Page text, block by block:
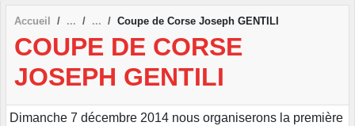
Accueil Coupe de Corse Joseph GENTILI
COUPE DE CORSE
JOSEPH GENTILI
Dimanche 7 décembre 2014 nous organiserons la première